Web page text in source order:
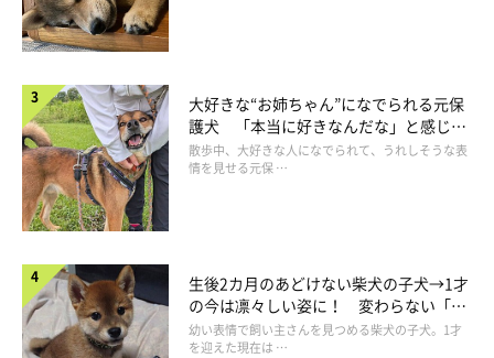
大好きな“お姉ちゃん”になでられる元保
護犬 「本当に好きなんだな」と感じる
表情にほっこり
散歩中、大好きな人になでられて、うれしそうな表
情を見せる元保 …
生後2カ月のあどけない柴犬の子犬→1才
の今は凛々しい姿に！ 変わらない「く
りくりおめめ」にもほっこり
幼い表情で飼い主さんを見つめる柴犬の子犬。1才
を迎えた現在は …